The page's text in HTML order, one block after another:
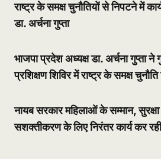
राष्ट्र के समक्ष चुनौतियों से निपटने में
डा. अर्चना गुप्ता
भाजपा प्रदेश अध्यक्ष डा. अर्चना गुप्ता
प्रशिक्षण शिविर में राष्ट्र के समक्ष चुनौति
नायब सरकार महिलाओं के सम्मान,
सशक्तीकरण के लिए निरंतर कार्य कर रही